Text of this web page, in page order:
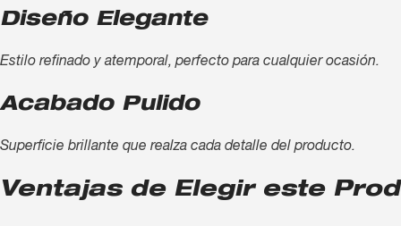
Diseño Elegante
Estilo refinado y atemporal, perfecto para cualquier ocasión.
Acabado Pulido
Superficie brillante que realza cada detalle del producto.
Ventajas de Elegir este